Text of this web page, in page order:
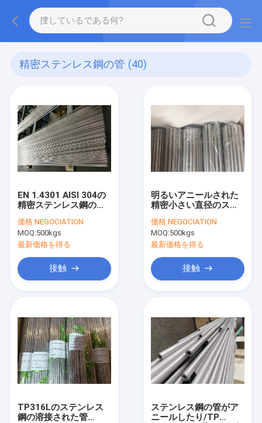
精密ステンレス鋼の管 (40)
EN 1.4301 AISI 304の
精密ステンレス鋼の管8
W2R AD2000 W2
価格:NEGOCIATION
MOQ:500kgs
最新価格を得る
接触
明るいアニールされた
精密小さい直径のステ
OD10 X 1.0MM 1.4404
価格:NEGOCIATION
MOQ:500kgs
最新価格を得る
接触
TP316Lのステンレス
鋼の溶接された管
ステンレス鋼の管がア
ニールしたり/TP